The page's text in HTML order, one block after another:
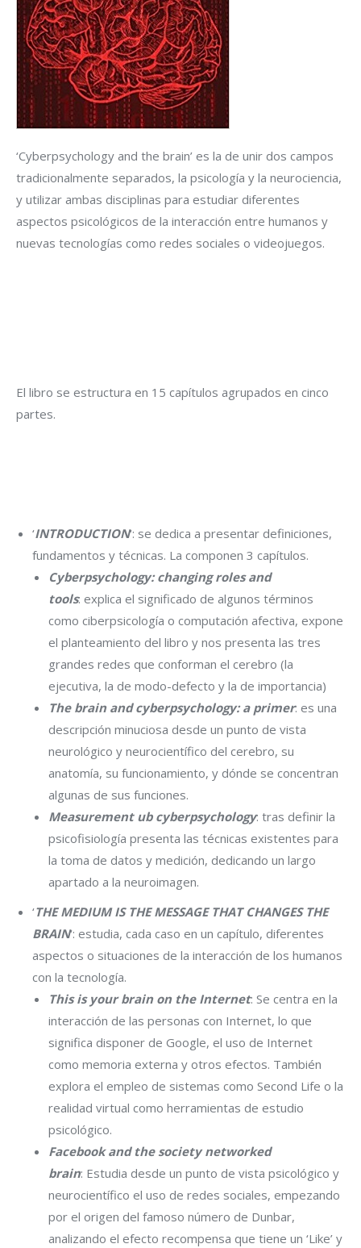
‘Cyberpsychology and the brain’ es la de unir dos campos
tradicionalmente separados, la psicología y la neurociencia,
y utilizar ambas disciplinas para estudiar diferentes
aspectos psicológicos de la interacción entre humanos y
nuevas tecnologías como redes sociales o videojuegos.
El libro se estructura en 15 capítulos agrupados en cinco
partes.
‘INTRODUCTION‘: se dedica a presentar definiciones,
fundamentos y técnicas. La componen 3 capítulos.
Cyberpsychology: changing roles and
tools: explica el significado de algunos términos
como ciberpsicología o computación afectiva, expone
el planteamiento del libro y nos presenta las tres
grandes redes que conforman el cerebro (la
ejecutiva, la de modo-defecto y la de importancia)
The brain and cyberpsychology: a primer: es una
descripción minuciosa desde un punto de vista
neurológico y neurocientífico del cerebro, su
anatomía, su funcionamiento, y dónde se concentran
algunas de sus funciones.
Measurement ub cyberpsychology: tras definir la
psicofisiología presenta las técnicas existentes para
la toma de datos y medición, dedicando un largo
apartado a la neuroimagen.
‘THE MEDIUM IS THE MESSAGE THAT CHANGES THE
BRAIN‘: estudia, cada caso en un capítulo, diferentes
aspectos o situaciones de la interacción de los humanos
con la tecnología.
This is your brain on the Internet: Se centra en la
interacción de las personas con Internet, lo que
significa disponer de Google, el uso de Internet
como memoria externa y otros efectos. También
explora el empleo de sistemas como Second Life o la
realidad virtual como herramientas de estudio
psicológico.
Facebook and the society networked
brain: Estudia desde un punto de vista psicológico y
neurocientífico el uso de redes sociales, empezando
por el origen del famoso número de Dunbar,
analizando el efecto recompensa que tiene un ‘Like’ y